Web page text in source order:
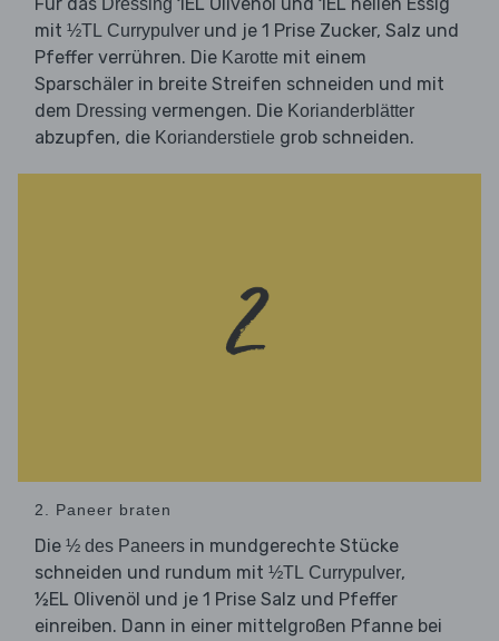
mit ½TL Currypulver und je 1 Prise Zucker, Salz und
Pfeffer verrühren. Die Karotte mit einem
Sparschäler in breite Streifen schneiden und mit
dem Dressing vermengen. Die Korianderblätter
abzupfen, die Korianderstiele grob schneiden.
2. Paneer braten
Die ½ des Paneers in mundgerechte Stücke
schneiden und rundum mit ½TL Currypulver,
½EL Olivenöl und je 1 Prise Salz und Pfeffer
einreiben. Dann in einer mittelgroßen Pfanne bei